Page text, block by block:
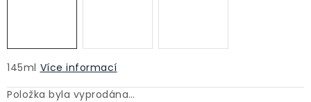
145ml Více informací
Položka byla vyprodána…